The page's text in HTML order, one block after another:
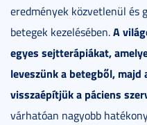
eredmények közvetlenül és
betegek kezelésében.A
egyes sejtterápiákat,
leveszünk a betegből,
visszaépítjük a páciens
várhatóan nagyobb